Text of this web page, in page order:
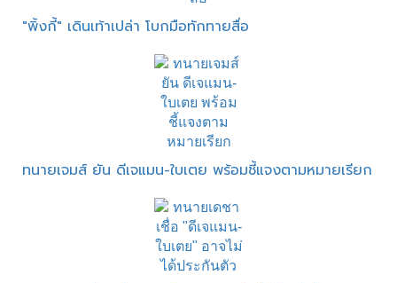
"พิ้งกี้" เดินเท้าเปล่า โบกมือทักทายสื่อ
ทนายเจมส์ ยัน ดีเจแมน-ใบเตย พร้อมชี้แจงตามหมายเรียก